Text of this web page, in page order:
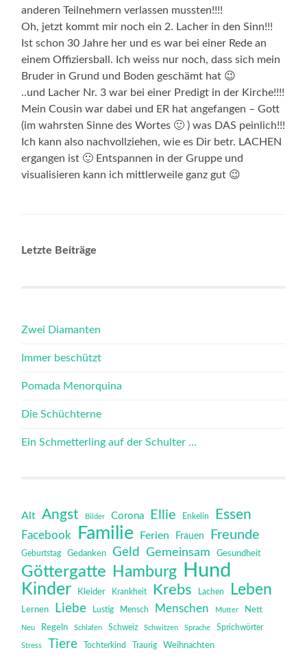
anderen Teilnehmern verlassen mussten!!!!
Oh, jetzt kommt mir noch ein 2. Lacher in den Sinn!!!
Ist schon 30 Jahre her und es war bei einer Rede an
einem Offiziersball. Ich weiss nur noch, dass sich mein
Bruder in Grund und Boden geschämt hat 😉
..und Lacher Nr. 3 war bei einer Predigt in der Kirche!!!!
Mein Cousin war dabei und ER hat angefangen – Gott
(im wahrsten Sinne des Wortes 🙂 ) was DAS peinlich!!!
Ich kann also nachvollziehen, wie es Dir betr. LACHEN
ergangen ist 🙂 Entspannen in der Gruppe und
visualisieren kann ich mittlerweile ganz gut 😉
Letzte Beiträge
Zwei Diamanten
Immer beschützt
Pomada Menorquina
Die Schüchterne
Ein Schmetterling auf der Schulter …
Alt Angst Bilder Corona Ellie Enkelin Essen
Facebook Familie Ferien Frauen Freunde
Geburtstag Gedanken Geld Gemeinsam Gesundheit
Göttergatte Hamburg Hund
Kinder Kleider Krankheit Krebs Lachen Leben
Lernen Liebe Lustig Mensch Menschen Mutter Nett
Neu Regeln Schlafen Schweiz Schwitzen Sprache Sprichwörter
Stress Tiere Tochterkind Traurig Weihnachten